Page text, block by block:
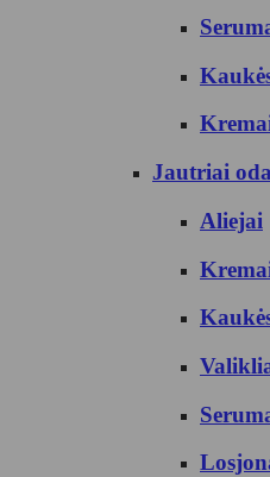
Jautriai
Aliejai